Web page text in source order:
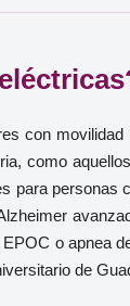
con
como
para
o apnea
de